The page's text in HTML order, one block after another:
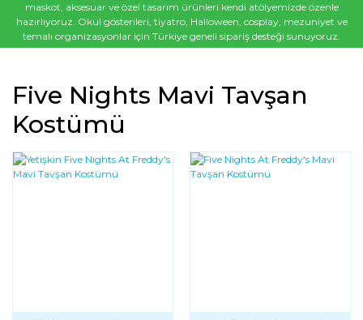
maskot, aksesuar ve özel tasarım ürünleri kendi atölyemizde özenle
hazırlıyoruz. Okul gösterileri, tiyatro, Halloween, cosplay, mezuniyet ve
temalı organizasyonlar için Türkiye geneli sipariş desteği sunuyoruz.
Five Nights Mavi Tavşan
Kostümü